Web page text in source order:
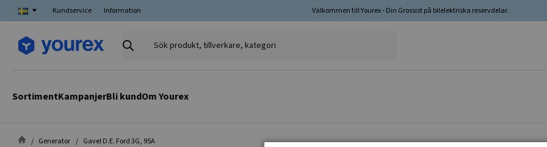
Kundservice Information Välkommen till Yourex - Din Grossist på bilelektriska reservdelar.
Sök
SortimentKampanjerBli kundOm Yourex
Generator Gavel D.E. Ford 3G, 95A